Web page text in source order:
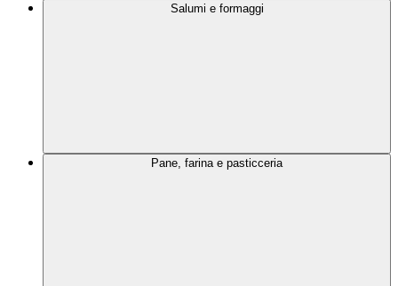
Salumi e formaggi
Pane, farina e pasticceria